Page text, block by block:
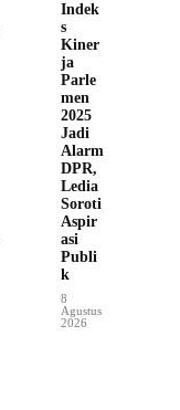
Indek
s
Kiner
ja
Parle
men
2025
Jadi
Alarm
DPR,
Ledia
Soroti
Aspir
asi
Publi
k
8
Agustus
2026